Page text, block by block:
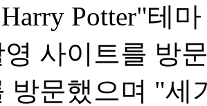
Potter"테
영 사이트를 방
방문했으며 "세